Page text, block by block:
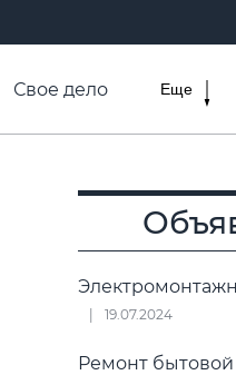
Свое дело
Еще
19.07.2024
Ремонт бытовой